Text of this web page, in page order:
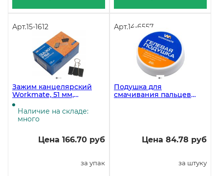
Арт.15-1612
Зажим канцелярский
Workmate, 51 мм,
чёрный, 12 штук
Наличие на складе:
много
Цена 166.70 руб
за упак
Арт.14-6557
Подушка для
смачивания пальцев
Цена 84.78 руб
за штуку